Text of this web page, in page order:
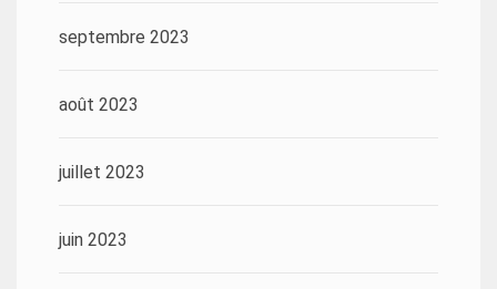
septembre 2023
août 2023
juillet 2023
juin 2023